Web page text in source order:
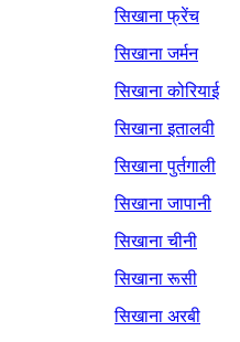
सिखाना फ्रेंच
सिखाना जर्मन
सिखाना कोरियाई
सिखाना इतालवी
सिखाना पुर्तगाली
सिखाना जापानी
सिखाना चीनी
सिखाना रूसी
सिखाना अरबी